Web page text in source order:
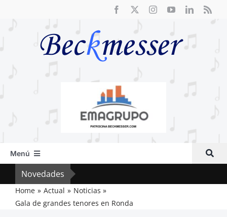
Menú
Inicio
Actual
Artículos
Novedades
Home Actual
Noticias
Gala de grandes tenores en Ronda